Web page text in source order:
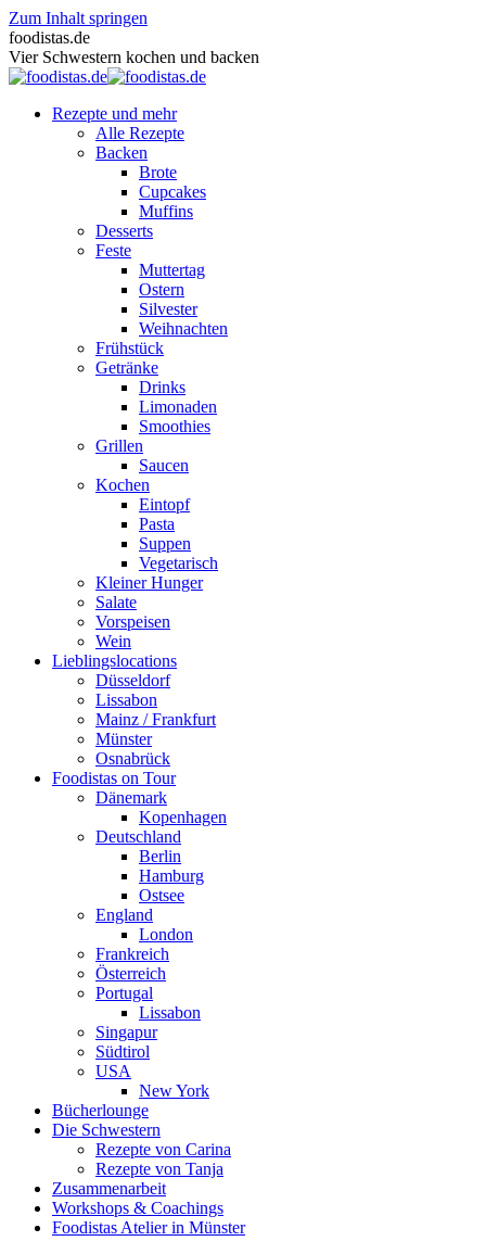
Zum Inhalt springen
foodistas.de
Vier Schwestern kochen und backen
Rezepte und mehr
Alle Rezepte
Backen
Brote
Cupcakes
Muffins
Desserts
Feste
Muttertag
Ostern
Silvester
Weihnachten
Frühstück
Getränke
Drinks
Limonaden
Smoothies
Grillen
Saucen
Kochen
Eintopf
Pasta
Suppen
Vegetarisch
Kleiner Hunger
Salate
Vorspeisen
Wein
Lieblingslocations
Düsseldorf
Lissabon
Mainz / Frankfurt
Münster
Osnabrück
Foodistas on Tour
Dänemark
Kopenhagen
Deutschland
Berlin
Hamburg
Ostsee
England
London
Frankreich
Österreich
Portugal
Lissabon
Singapur
Südtirol
USA
New York
Bücherlounge
Die Schwestern
Rezepte von Carina
Rezepte von Tanja
Zusammenarbeit
Workshops & Coachings
Foodistas Atelier in Münster